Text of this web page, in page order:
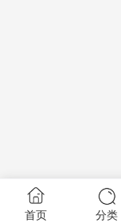
首页 分类